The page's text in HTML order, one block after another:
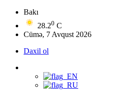
Bakı
28.20 C
Cümə, 7 Avqust 2026
Daxil ol